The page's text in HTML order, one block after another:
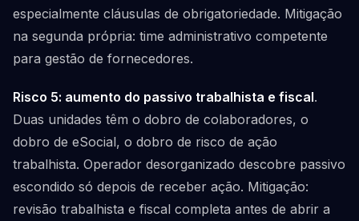
especialmente cláusulas de obrigatoriedade. Mitigação
na segunda própria: time administrativo competente
para gestão de fornecedores.
Risco 5: aumento do passivo trabalhista e fiscal.
Duas unidades têm o dobro de colaboradores, o
dobro de eSocial, o dobro de risco de ação
trabalhista. Operador desorganizado descobre passivo
escondido só depois de receber ação. Mitigação:
revisão trabalhista e fiscal completa antes de abrir a